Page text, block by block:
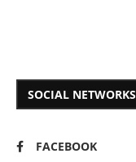
SOCIAL NETWORKS
FACEBOOK